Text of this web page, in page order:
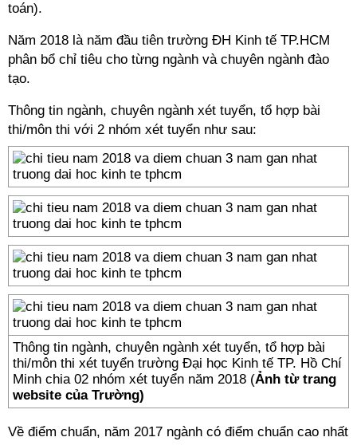
toán).
Năm 2018 là năm đầu tiên trường ĐH Kinh tế TP.HCM
phân bổ chỉ tiêu cho từng ngành và chuyên ngành đào
tạo.
Thông tin ngành, chuyên ngành xét tuyển, tổ hợp bài
thi/môn thi với 2 nhóm xét tuyển như sau:
Thông tin ngành, chuyên ngành xét tuyển, tổ hợp bài
thi/môn thi xét tuyển trường Đại học Kinh tế TP. Hồ Chí
Minh chia 02 nhóm xét tuyển năm 2018 (Ảnh từ trang
website của Trường)
Về điểm chuẩn, năm 2017 ngành có điểm chuẩn cao nhất